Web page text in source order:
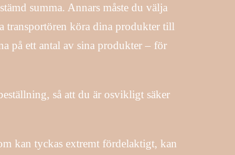
summa. Annars måste du välja
transportören köra dina produkter till
på ett antal av sina produkter – för
så att du är osvikligt säker
kan tyckas extremt fördelaktigt, kan